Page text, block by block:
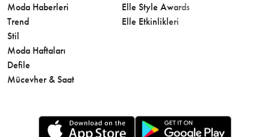
Moda Haberleri
Trend
Stil
Moda Haftaları
Defile
Mücevher & Saat
Elle Style Awards
Elle Etkinlikleri